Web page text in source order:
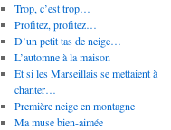
Trop, c’est trop…
Profitez, profitez…
D’un petit tas de neige…
L’automne à la maison
Et si les Marseillais se mettaient à
chanter…
Première neige en montagne
Ma muse bien-aimée